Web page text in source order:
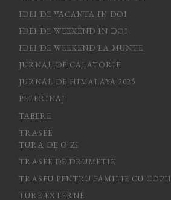
IDEI DE VACANTA IN DOI
IDEI DE WEEKEND IN DOI
IDEI DE WEEKEND LA MUNTE
JURNAL DE CALATORIE
JURNAL DE HIMALAYA 2025
PELERINAJ
TABERE
TRASEE
TURA DE O ZI
TRASEE DE DRUMETIE
TRASEU PENTRU FAMILIE CU COPII
TURE EXTERNE